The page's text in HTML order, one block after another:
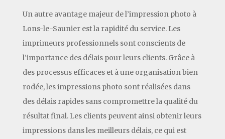
Un autre avantage majeur de l’impression photo à
Lons-le-Saunier est la rapidité du service. Les
imprimeurs professionnels sont conscients de
l’importance des délais pour leurs clients. Grâce à
des processus efficaces et à une organisation bien
rodée, les impressions photo sont réalisées dans
des délais rapides sans compromettre la qualité du
résultat final. Les clients peuvent ainsi obtenir leurs
impressions dans les meilleurs délais, ce qui est